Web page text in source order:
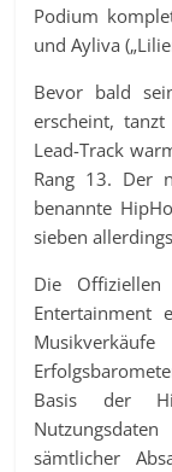
Podium
und Ayliva
Bevor bald
erscheint,
Lead-Track
Rang 13. Der
benannte
sieben
Die
Entertainment
Basis der
sämtlicher